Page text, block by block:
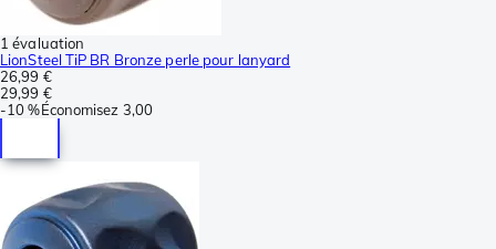
1 évaluation
LionSteel TiP BR Bronze perle pour lanyard
26,99 €
29,99 €
-10 %Économisez 3,00